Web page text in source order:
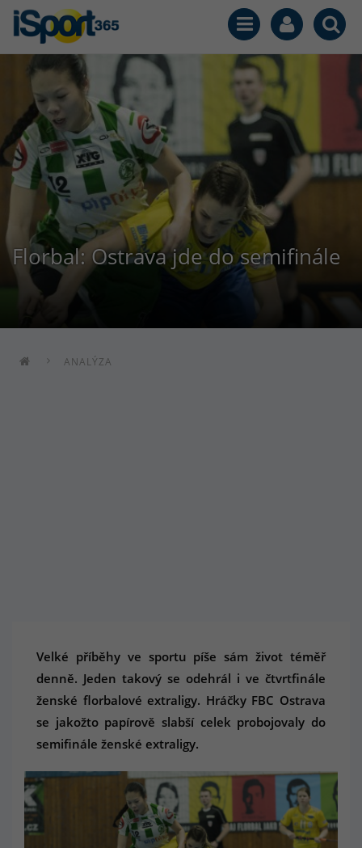
Florbal: Ostrava jde do semifinále
ANALÝZA
Velké příběhy ve sportu píše sám život téměř
denně. Jeden takový se odehrál i ve čtvrtfinále
ženské florbalové extraligy. Hráčky FBC Ostrava
se jakožto papírově slabší celek probojovaly do
semifinále ženské extraligy.